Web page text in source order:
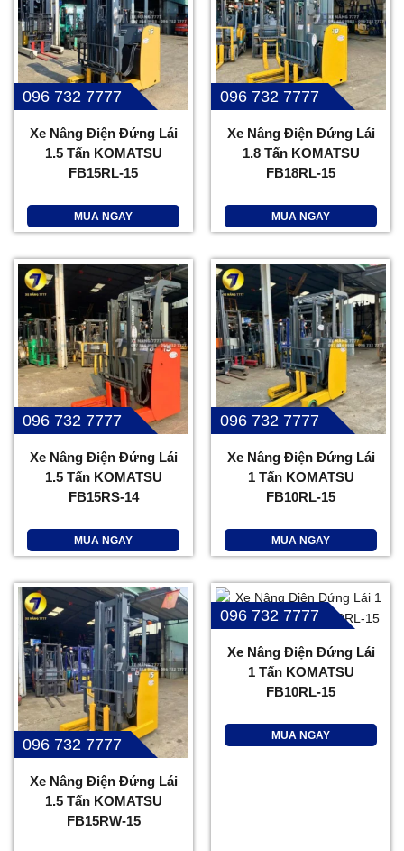
096 732 7777
Xe Nâng Điện Đứng Lái
1.5 Tấn KOMATSU
FB15RL-15
MUA NGAY
096 732 7777
Xe Nâng Điện Đứng Lái
1.8 Tấn KOMATSU
FB18RL-15
MUA NGAY
096 732 7777
Xe Nâng Điện Đứng Lái
1.5 Tấn KOMATSU
FB15RS-14
MUA NGAY
096 732 7777
Xe Nâng Điện Đứng Lái
1 Tấn KOMATSU
FB10RL-15
MUA NGAY
096 732 7777
Xe Nâng Điện Đứng Lái
1.5 Tấn KOMATSU
FB15RW-15
096 732 7777
Xe Nâng Điện Đứng Lái
1 Tấn KOMATSU
FB10RL-15
MUA NGAY